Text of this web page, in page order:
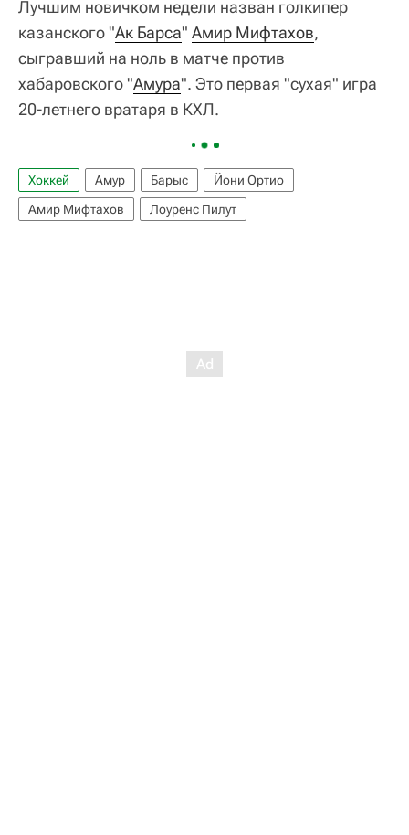
Лучшим новичком недели назван голкипер
казанского "Ак Барса" Амир Мифтахов,
сыгравший на ноль в матче против
хабаровского "Амура". Это первая "сухая" игра
20-летнего вратаря в КХЛ.
Хоккей Амур Барыс
Йони Ортио
Амир Мифтахов
Лоуренс Пилут